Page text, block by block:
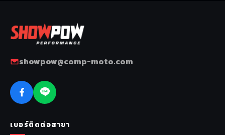
showpow@comp-moto.com
เบอร์ติดต่อสาขา